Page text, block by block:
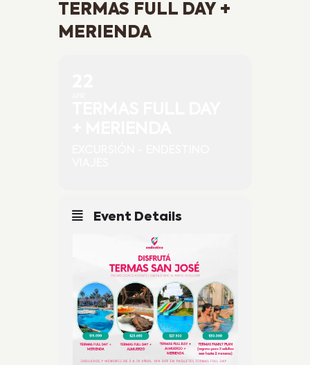
TERMAS FULL DAY +
MERIENDA
Event Details